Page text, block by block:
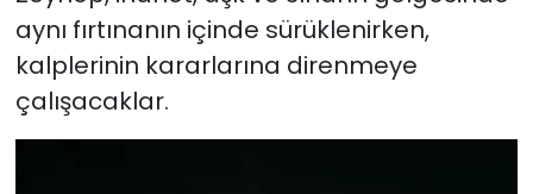
aynı fırtınanın içinde sürüklenirken,
kalplerinin kararlarına direnmeye
çalışacaklar.